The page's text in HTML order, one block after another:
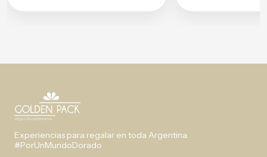
Experiencias para regalar en toda Argentina.
#PorUnMundoDorado